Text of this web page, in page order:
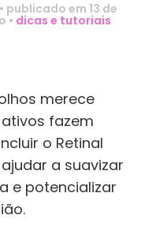
• publicado em 13 de
• dicas e tutoriais
merece
fazem
o Retinal
a suavizar
e potencializar